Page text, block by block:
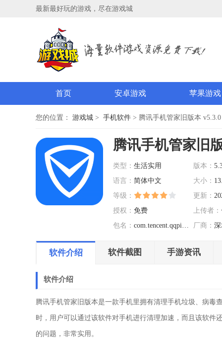
最新最好玩的游戏，尽在游戏城
首页 安卓游戏 苹果游戏
您的位置： 游戏城 > 手机软件 > 腾讯手机管家旧版本 v5.3.0
腾讯手机管家旧
类型： 生活实用 版本：
语言： 简体中文 大小：
等级：
更新：
授权： 免费 上传者：
包名： com.tencent.qqpimsecure 厂商： 深
软件介绍 软件截图 手游资讯
软件介绍
腾讯手机管家旧版本是一款手机里拥有清理手机垃圾、病毒
时，用户可以通过该软件对手机进行清理加速，而且该软件
的问题，非常实用。